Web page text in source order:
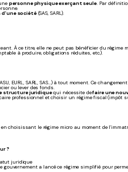
personne physique exerçant seule. Par
société(SAS, SARL).
À ce titre, elle ne peut pas bénéficier du
à produire, obligations réduites, etc.).
EURL, SARL, SAS…) à tout moment. Ce
ou lever des fonds.
structure juridiquequi nécessite defaire une
professionnel et choisir un régime fiscal (impôt
en choisissant le régime micro au moment de
?
juridique
gouvernement a lancé ce régime simplifié pour